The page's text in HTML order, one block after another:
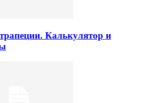
Калькулятор и